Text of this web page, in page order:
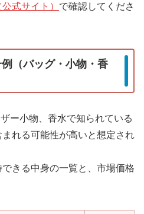
式サイト） で確認してくださ
（バッグ・小物・香
ー小物、香水で知られている
れる可能性が高いと想定され
きる中身の一覧と、市場価格